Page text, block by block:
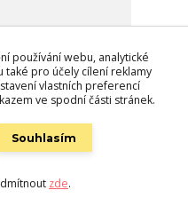
REGULAR TSB 27041
používání webu, analytické
také pro účely cílení reklamy
vlastních preferencí
ve spodní části stránek.
Souhlasím
zde.